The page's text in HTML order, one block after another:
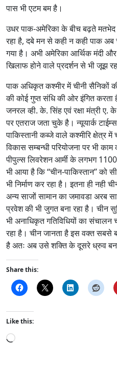
पास भी एटम बम है।
उधर पाक-अमेरिका के बीच बढ़ते
रहा है, दबे मन से कही न कही पाक
गया है। अभी अमेरिका आर्थिक मंदी
खिलाफ होने वाले प्रदर्शन से भी जूझ
पाक अधिकृत कश्मीर में चीनी सैनिकों
की कोई गुप्त संधि की ओर इंगित करता
जनरल व्ही. के. सिंह एवं रक्षा मंत्री ए.
पर एतराज जता चुके है। न्यूयार्क
पाकिस्तानी कब्जे वाले कश्मीरि क्षेत्र
विकास सम्बन्धी परियोजना पर भी
पीपुल्स लिवरेशन आर्मी के लगभग
भी आया है कि ‘‘चीन-पाकिस्तान’’
भी निर्माण कर रहा है। इतना ही नही
अन्य साजों सामान का जमावडा अरब
प्रवेश की भी जुगत बना रहा है। चीन
भी अनाधिकृत गतिविधियों का संचालन
रहा है। चीन जानता है इस वक्त सबसे
है अतः अब उसे शक्ति के दूसरे ध्रुव
Share this:
Like this:
L